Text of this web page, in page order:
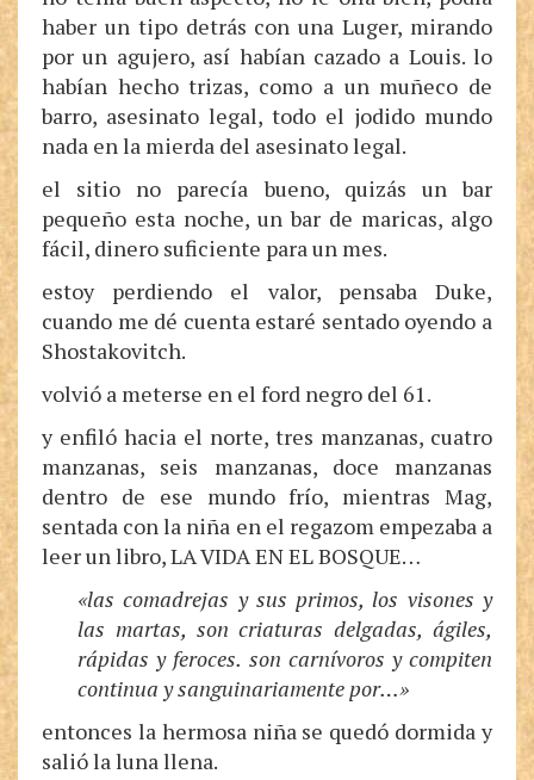
haber un tipo detrás con una Luger, mirando
por un agujero, así habían cazado a Louis. lo
habían hecho trizas, como a un muñeco de
barro, asesinato legal, todo el jodido mundo
nada en la mierda del asesinato legal.
el sitio no parecía bueno, quizás un bar
pequeño esta noche, un bar de maricas, algo
fácil, dinero suficiente para un mes.
estoy perdiendo el valor, pensaba Duke,
cuando me dé cuenta estaré sentado oyendo a
Shostakovitch.
volvió a meterse en el ford negro del 61.
y enfiló hacia el norte, tres manzanas, cuatro
manzanas, seis manzanas, doce manzanas
dentro de ese mundo frío, mientras Mag,
sentada con la niña en el regazom empezaba a
leer un libro, LA VIDA EN EL BOSQUE…
«las comadrejas y sus primos, los visones y
las martas, son criaturas delgadas, ágiles,
rápidas y feroces. son carnívoros y compiten
continua y sanguinariamente por…»
entonces la hermosa niña se quedó dormida y
salió la luna llena.